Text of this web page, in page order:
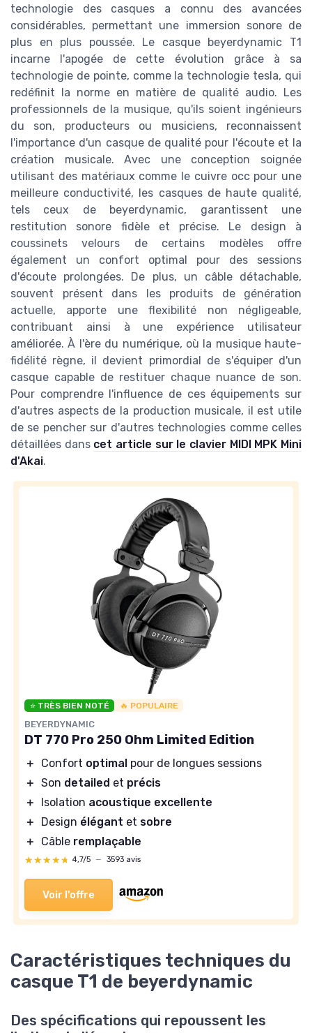
technologie des casques a connu des avancées
considérables, permettant une immersion sonore de
plus en plus poussée. Le casque beyerdynamic T1
incarne l'apogée de cette évolution grâce à sa
technologie de pointe, comme la technologie tesla, qui
redéfinit la norme en matière de qualité audio. Les
professionnels de la musique, qu'ils soient ingénieurs
du son, producteurs ou musiciens, reconnaissent
l'importance d'un casque de qualité pour l'écoute et la
création musicale. Avec une conception soignée
utilisant des matériaux comme le cuivre occ pour une
meilleure conductivité, les casques de haute qualité,
tels ceux de beyerdynamic, garantissent une
restitution sonore fidèle et précise. Le design à
coussinets velours de certains modèles offre
également un confort optimal pour des sessions
d'écoute prolongées. De plus, un câble détachable,
souvent présent dans les produits de génération
actuelle, apporte une flexibilité non négligeable,
contribuant ainsi à une expérience utilisateur
améliorée. À l'ère du numérique, où la musique haute-
fidélité règne, il devient primordial de s'équiper d'un
casque capable de restituer chaque nuance de son.
Pour comprendre l'influence de ces équipements sur
d'autres aspects de la production musicale, il est utile
de se pencher sur d'autres technologies comme celles
détaillées dans cet article sur le clavier MIDI MPK Mini
d'Akai.
⭐ TRÈS BIEN NOTÉ 🔥 POPULAIRE
BEYERDYNAMIC
DT 770 Pro 250 Ohm Limited Edition
＋ Confort optimal pour de longues sessions
＋ Son detailed et précis
＋
Isolation acoustique excellente
＋
Design élégant et sobre
＋
Câble remplaçable
★★★★★
★★★★★ 4,7/5 — 3593 avis
Voir l'offre
Caractéristiques techniques du
casque T1 de beyerdynamic
Des spécifications qui repoussent les